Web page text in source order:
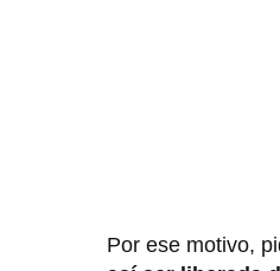
Por ese motivo,